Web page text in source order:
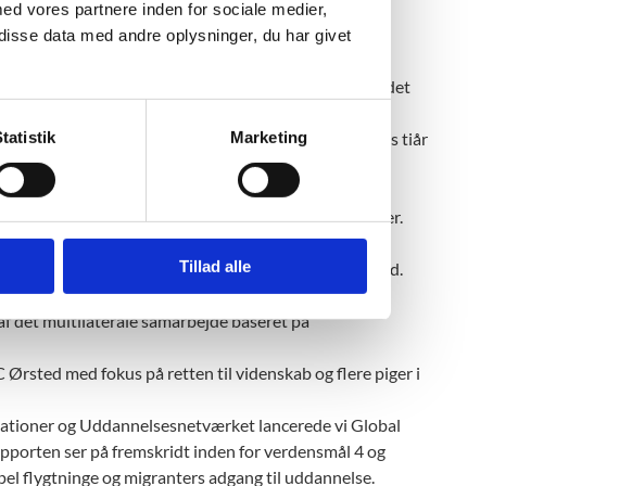
vores partnere inden for sociale medier,
data med andre oplysninger, du har givet
Marketing
Tillad alle
Ungdomsbyen skaber vi en ny fortælling om
Ungdommens Folkemøde, hvor vi sætter fokus på det
Nationalmuseet er vi med til at sætte fokus på FN’s tiår
og Poul Duedahl, Professor, Institut for
formidling, der levendegør UNESCOs konventioner.
Media Support) og Den britiske ambassade i
kampen for ytringsfrihed og journalisters sikkerhed.
af danske UNESCO verdensmålsskoler
det multilaterale samarbejde baseret på
Ørsted med fokus på retten til videnskab og flere piger i
og Uddannelsesnetværket lancerede vi Global
ser på fremskridt inden for verdensmål 4 og
flygtninge og migranters adgang til uddannelse.